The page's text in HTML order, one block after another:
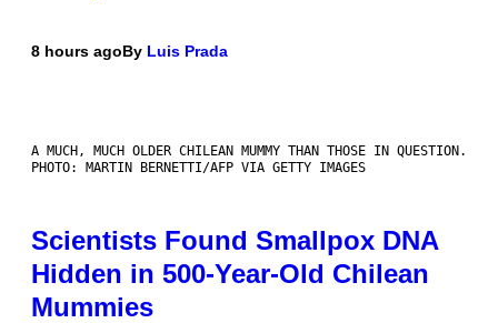
8 hours agoBy Luis Prada
A MUCH, MUCH OLDER CHILEAN MUMMY THAN THOSE IN QUESTION.
PHOTO: MARTIN BERNETTI/AFP VIA GETTY IMAGES
Scientists Found Smallpox DNA
Hidden in 500-Year-Old Chilean
Mummies